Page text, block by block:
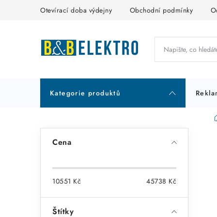
Otevírací doba výdejny Obchodní podmínky
Kategorie produktů
t
Cena
10551 Kč 45738 Kč
Štítky